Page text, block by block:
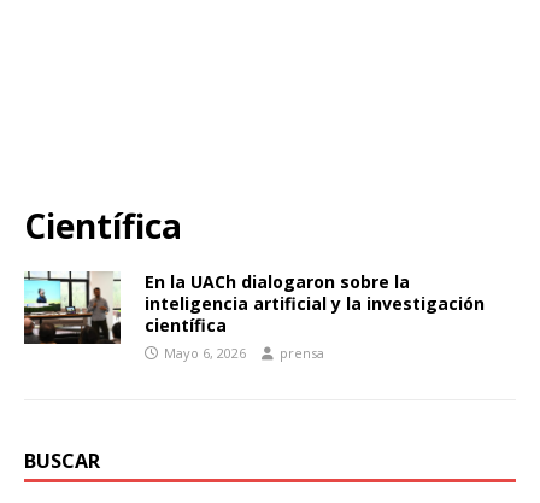
Científica
En la UACh dialogaron sobre la
inteligencia artificial y la investigación
científica
Mayo 6, 2026 prensa
BUSCAR